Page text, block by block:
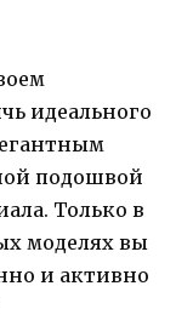
идеального
подошвой
Только в
моделях вы
и активно